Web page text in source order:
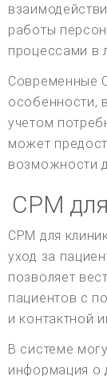
работы
процессами в
Современные
особенности,
учетом
может
возможности
СРМ
СРМ для
уход за
позволяет
пациентов с
и контактной
В системе
информация о